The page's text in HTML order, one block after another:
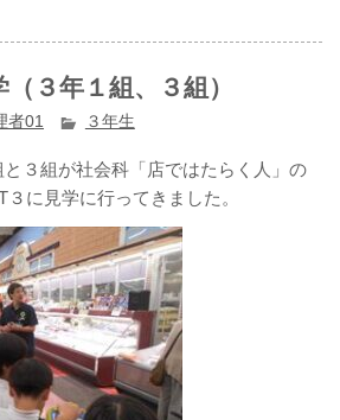
３年１組、３組）
者01 ３年生
３組が社会科「店ではたらく人」の
に見学に行ってきました。